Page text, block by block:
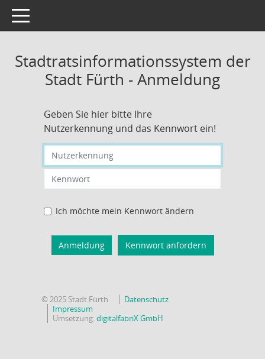
Toggle navigation
Stadtratsinformationssystem der
Stadt Fürth - Anmeldung
Geben Sie hier bitte Ihre
Nutzerkennung und das Kennwort ein!
Nutzerkennung eingeben
Kennwort eingeben
Ich möchte mein Kennwort ändern
© 2025 Stadt Fürth
Datenschutz
Impressum
Umsetzung:digitalfabriX GmbH